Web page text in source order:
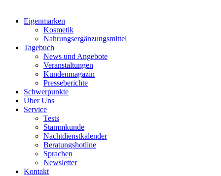
Eigenmarken
Kosmetik
Nahrungsergänzungsmittel
Tagebuch
News und Angebote
Veranstaltungen
Kundenmagazin
Presseberichte
Schwerpunkte
Über Uns
Service
Tests
Stammkunde
Nachtdienstkalender
Beratungshotline
Sprachen
Newsletter
Kontakt